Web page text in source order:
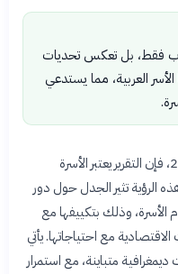
فقط، بل تعكس تحديات
العربية، مما يستدعي
وفقاً لـ«هوية بريس» بتاريخ 13 يوليو 2026، فإن التقرير يعتبر الأسرة
الرؤية تثير الجدل حول دور
وذلك بتكييفها مع
مع احتياجاتها. يأتي
متباينة، مع استمرار